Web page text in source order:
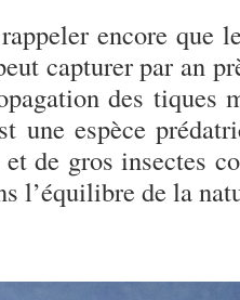
encore que
capturer par an
des tiques
une espèce
de gros insectes
l’équilibre de la